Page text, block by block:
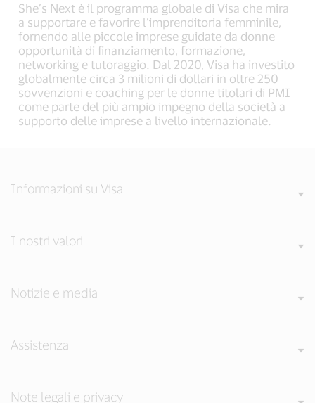
She’s Next è il programma globale di Visa che mira
a supportare e favorire l’imprenditoria femminile,
fornendo alle piccole imprese guidate da donne
opportunità di finanziamento, formazione,
networking e tutoraggio. Dal 2020, Visa ha investito
globalmente circa 3 milioni di dollari in oltre 250
sovvenzioni e coaching per le donne titolari di PMI
come parte del più ampio impegno della società a
supporto delle imprese a livello internazionale.
Informazioni su Visa
I nostri valori
Notizie e media
Assistenza
Note legali e privacy